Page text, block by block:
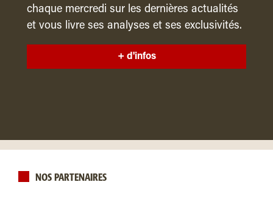
chaque mercredi sur les dernières actualités
et vous livre ses analyses et ses exclusivités.
+ d'infos
NOS PARTENAIRES